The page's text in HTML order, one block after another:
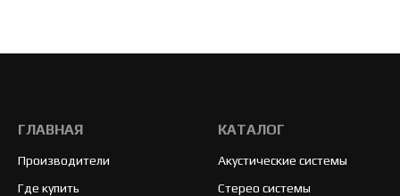
ГЛАВНАЯ
Производители
Где купить
КАТАЛОГ
Акустические системы
Стерео системы